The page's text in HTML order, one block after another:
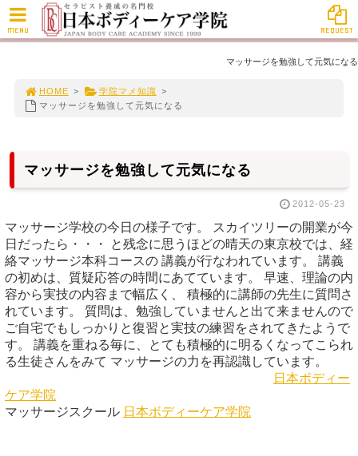
マッサージを勉強して元気になる
HOME > 学院マメ知識
>
マッサージを勉強して元気になる
マッサージを勉強して元気になる
2012-05-23
マッサージ学校の今日の様子です。 スカイツリーの開業が今
日だったら・・・ と残念に思うほどの晴天の東京校では、経
絡マッサージ本科コースの 講義が行なわれています。 講義
の初めは、質疑応答の時間にあてています。 早速、理論の内
容から実技の内容まで幅広く、 積極的に講師の先生に質問さ
れています。 質問は、勉強していませんと出て来ませんので
ご自宅でもしっかりと復習と実技の練習をされてきたようで
す。 講義を重ねる毎に、とても積極的に明るくなってこられ
る生徒さんをみて マッサージの力を再認識しています。
日本ボディー
ケア学院
マッサージスクール 日本ボディーケア学院
MENU REQUEST